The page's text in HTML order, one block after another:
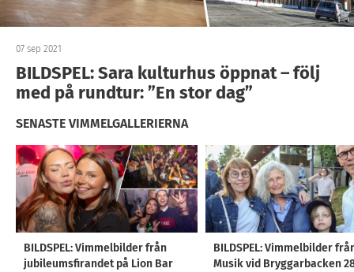
07 sep 2021
BILDSPEL: Sara kulturhus öppnat – följ
med på rundtur: ”En stor dag”
SENASTE VIMMELGALLERIERNA
BILDSPEL: Vimmelbilder från
jubileumsfirandet på Lion Bar
BILDSPEL: Vimmelbilder
Musik vid Bryggarbacken